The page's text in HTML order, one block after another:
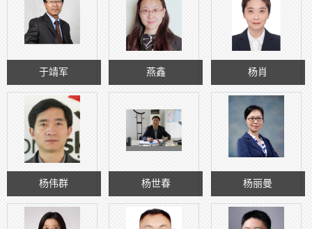
于靖军 燕鑫 杨肖
杨伟群 杨世春 杨丽曼